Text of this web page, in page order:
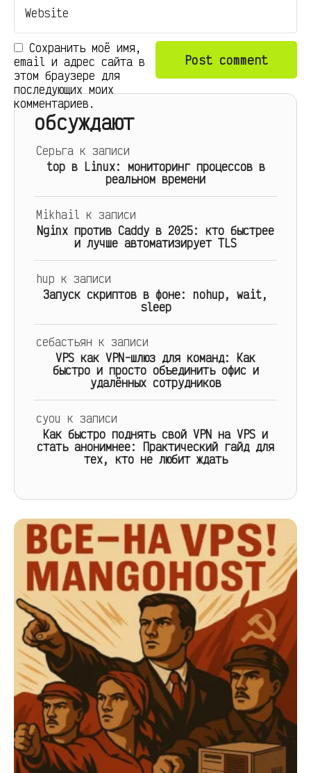
Сохранить моё имя,
email и адрес сайта в
этом браузере для
последующих моих
комментариев.
обсуждают
Серьгак записи
top в Linux: мониторинг процессов в
реальном времени
Mikhail к записи
Nginx против Caddy в 2025: кто быстрее
и лучше автоматизирует TLS
hup к записи
Запуск скриптов в фоне: nohup, wait,
sleep
себастьян к записи
VPS как VPN-шлюз для команд: Как
быстро и просто объединить офис и
удалённых сотрудников
cyou к записи
Как быстро поднять свой VPN на VPS и
стать анонимнее: Практический гайд для
тех, кто не любит ждать